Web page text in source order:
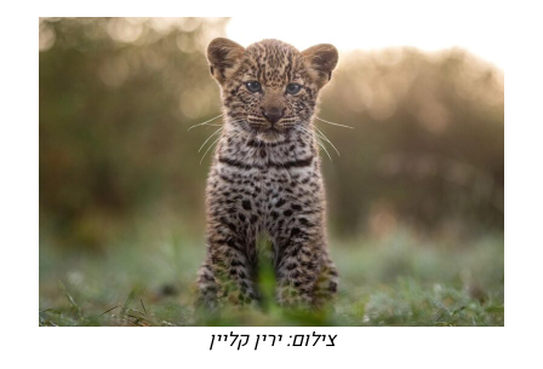
צילום: ירין קליין